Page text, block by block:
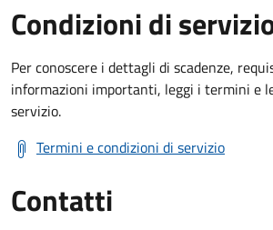
Condizioni di
Per conoscere i dettagli di scadenze,
informazioni importanti, leggi i termini e
servizio.
Termini e condizioni di servizio
Contatti